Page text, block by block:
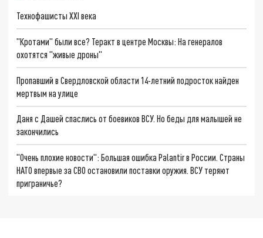
Технофашисты XXI века
"Кротами" были все? Теракт в центре Москвы: На генералов
охотятся "живые дроны"
Пропавший в Свердловской области 14-летний подросток найден
мертвым на улице
Даня с Дашей спаслись от боевиков ВСУ. Но беды для малышей не
закончились
"Очень плохие новости": Большая ошибка Palantir в России. Страны
НАТО впервые за СВО остановили поставки оружия. ВСУ теряют
приграничье?